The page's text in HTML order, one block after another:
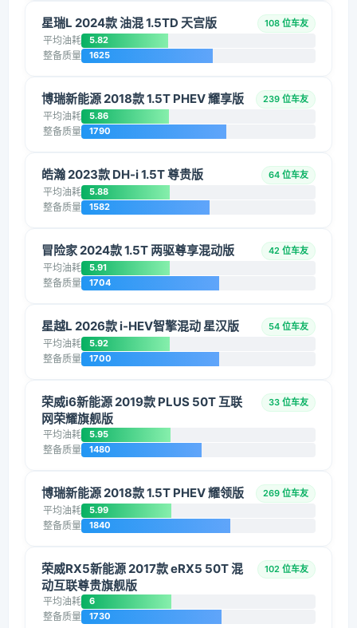
星瑞L 2024款 油混 1.5TD 天宫版 108 位车友
平均油耗 5.82
整备质量 1625
博瑞新能源 2018款 1.5T PHEV 耀享版 239 位车友
平均油耗 5.86
整备质量 1790
皓瀚 2023款 DH-i 1.5T 尊贵版 64 位车友
平均油耗 5.88
整备质量 1582
冒险家 2024款 1.5T 两驱尊享混动版 42 位车友
平均油耗 5.91
整备质量 1704
星越L 2026款 i-HEV智擎混动 星汉版 54 位车友
平均油耗 5.92
整备质量 1700
荣威i6新能源 2019款 PLUS 50T 互联
网荣耀旗舰版
33 位车友
平均油耗 5.95
整备质量 1480
博瑞新能源 2018款 1.5T PHEV 耀领版 269 位车友
平均油耗 5.99
整备质量 1840
荣威RX5新能源 2017款 eRX5 50T 混
动互联尊贵旗舰版
102 位车友
平均油耗 6
整备质量 1730